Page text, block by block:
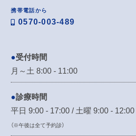
携帯電話から
0570-003-489
受付時間
月～土 8:00 - 11:00
診療時間
平日 9:00 - 17:00 / 土曜 9:00 - 12:00
（※午後は全て予約診）